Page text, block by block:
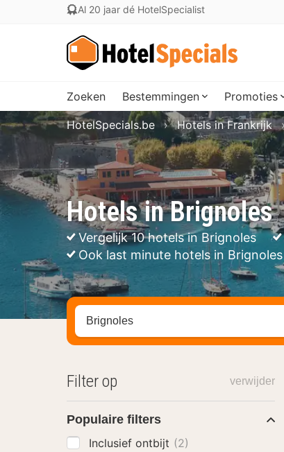
Al 20 jaar dé HotelSpecialist
Zoeken Bestemmingen Promoties
Hotels in Brignoles
Vergelijk 10 hotels in Brignoles
Ook last minute hotels in Brignoles
HotelSpecials.be Hotels in Frankrijk
Zoek op hotel, regio of stad
Filter op verwijder
Populaire filters
Inclusief ontbijt (2)